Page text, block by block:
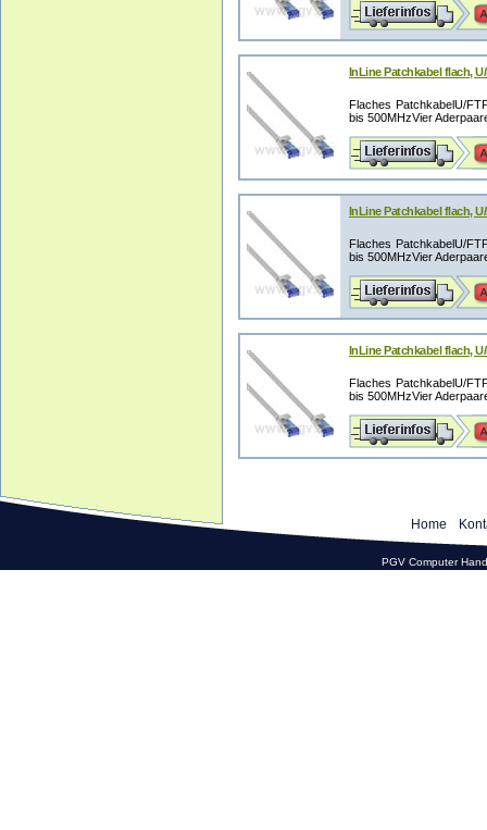
InLine Patchkabel flach,
Flaches PatchkabelU/
bis 500MHzVier
InLine Patchkabel flach,
Flaches PatchkabelU/
bis 500MHzVier
InLine Patchkabel flach,
Flaches PatchkabelU/
bis 500MHzVier
Home
PGV Computer